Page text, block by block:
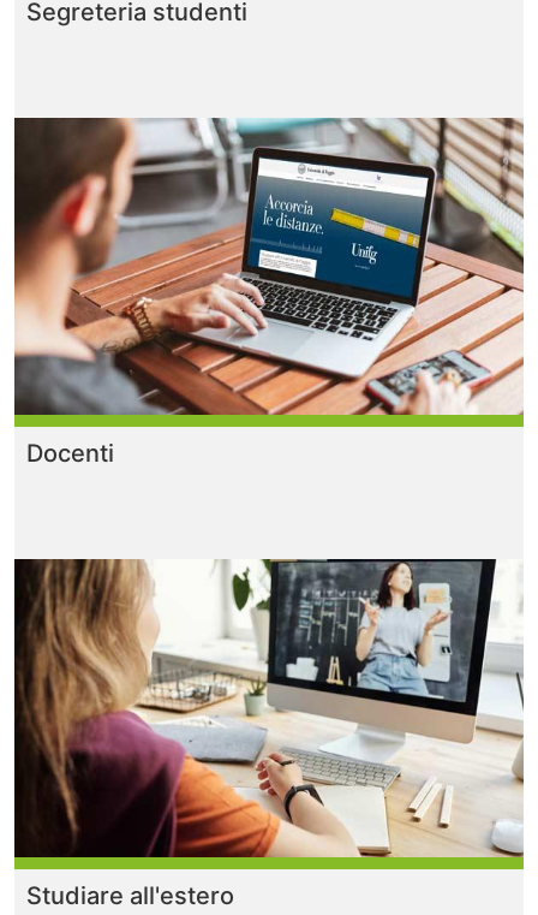
Segreteria studenti
Docenti
Studiare all'estero